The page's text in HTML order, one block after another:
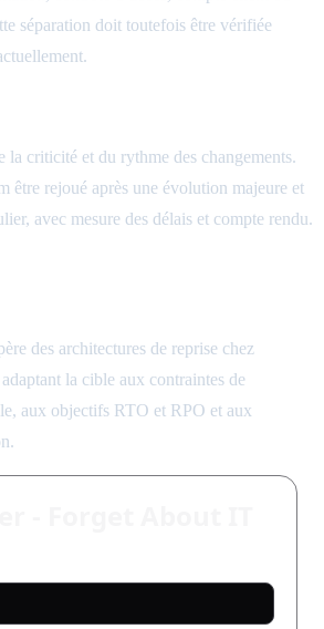
séparation doit toutefois être vérifiée
la criticité et du rythme des changements.
être rejoué après une évolution majeure et
avec mesure des délais et compte rendu.
des architectures de reprise chez
la cible aux contraintes de
aux objectifs RTO et RPO et aux